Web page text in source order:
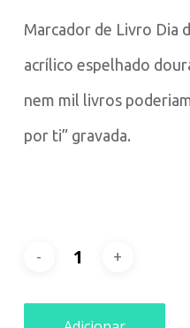
Marcador de Livro Dia
acrílico espelhado
nem mil livros
por ti” gravada.